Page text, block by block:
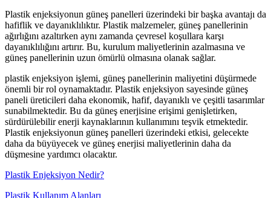
Plastik enjeksiyonun güneş panelleri üzerindeki bir başka avantajı da
hafiflik ve dayanıklılıktır. Plastik malzemeler, güneş panellerinin
ağırlığını azaltırken aynı zamanda çevresel koşullara karşı
dayanıklılığını artırır. Bu, kurulum maliyetlerinin azalmasına ve
güneş panellerinin uzun ömürlü olmasına olanak sağlar.
plastik enjeksiyon işlemi, güneş panellerinin maliyetini düşürmede
önemli bir rol oynamaktadır. Plastik enjeksiyon sayesinde güneş
paneli üreticileri daha ekonomik, hafif, dayanıklı ve çeşitli tasarımlar
sunabilmektedir. Bu da güneş enerjisine erişimi genişletirken,
sürdürülebilir enerji kaynaklarının kullanımını teşvik etmektedir.
Plastik enjeksiyonun güneş panelleri üzerindeki etkisi, gelecekte
daha da büyüyecek ve güneş enerjisi maliyetlerinin daha da
düşmesine yardımcı olacaktır.
Plastik Enjeksiyon Nedir?
Plastik Kullanım Alanları